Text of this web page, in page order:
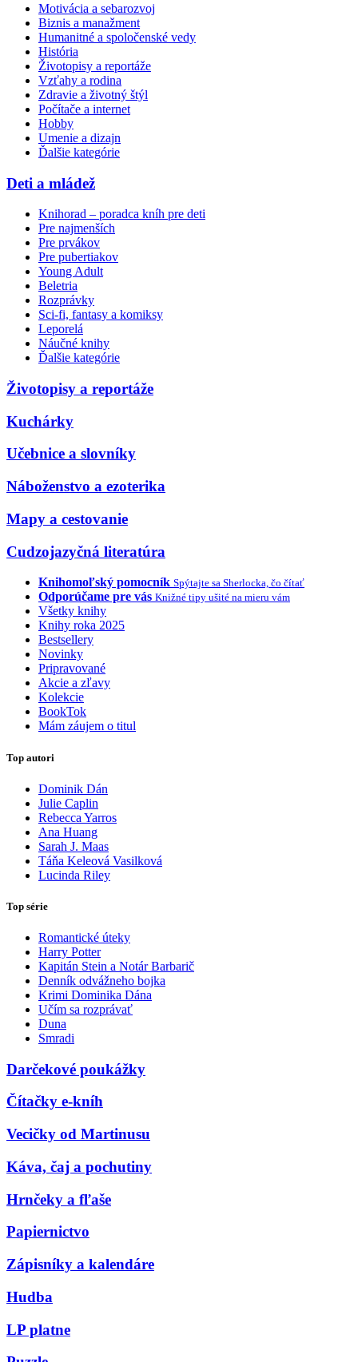
Motivácia a sebarozvoj
Biznis a manažment
Humanitné a spoločenské vedy
História
Životopisy a reportáže
Vzťahy a rodina
Zdravie a životný štýl
Počítače a internet
Hobby
Umenie a dizajn
Ďalšie kategórie
Deti a mládež
Knihorad – poradca kníh pre deti
Pre najmenších
Pre prvákov
Pre pubertiakov
Young Adult
Beletria
Rozprávky
Sci-fi, fantasy a komiksy
Leporelá
Náučné knihy
Ďalšie kategórie
Životopisy a reportáže
Kuchárky
Učebnice a slovníky
Náboženstvo a ezoterika
Mapy a cestovanie
Cudzojazyčná literatúra
Knihomoľský pomocník Spýtajte sa Sherlocka, čo čítať
Odporúčame pre vás Knižné tipy ušité na mieru vám
Všetky knihy
Knihy roka 2025
Bestsellery
Novinky
Pripravované
Akcie a zľavy
Kolekcie
BookTok
Mám záujem o titul
Top autori
Dominik Dán
Julie Caplin
Rebecca Yarros
Ana Huang
Sarah J. Maas
Táňa Keleová Vasilková
Lucinda Riley
Top série
Romantické úteky
Harry Potter
Kapitán Stein a Notár Barbarič
Denník odvážneho bojka
Krimi Dominika Dána
Učím sa rozprávať
Duna
Smradi
Darčekové poukážky
Čítačky e-kníh
Vecičky od Martinusu
Káva, čaj a pochutiny
Hrnčeky a fľaše
Papiernictvo
Zápisníky a kalendáre
Hudba
LP platne